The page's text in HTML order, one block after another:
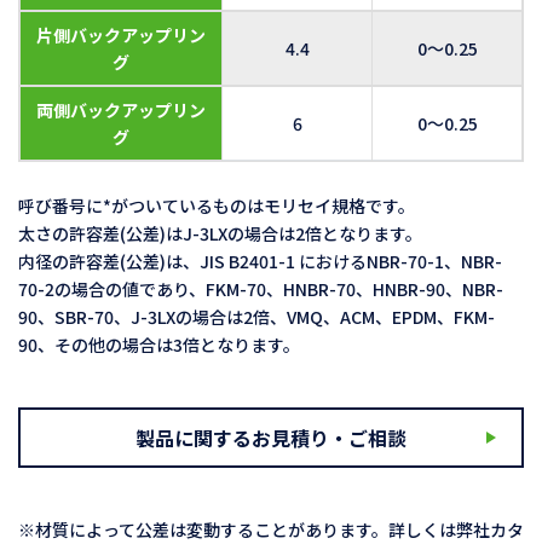
片側バックアップリン
グ
4.4 0～0.25
両側バックアップリン
グ
6 0～0.25
呼び番号に*がついているものはモリセイ規格です。
太さの許容差(公差)はJ-3LXの場合は2倍となります。
内径の許容差(公差)は、JIS B2401-1 におけるNBR-70-1、NBR-
70-2の場合の値であり、FKM-70、HNBR-70、HNBR-90、NBR-
90、SBR-70、J-3LXの場合は2倍、VMQ、ACM、EPDM、FKM-
90、その他の場合は3倍となります。
製品に関するお見積り・ご相談
※材質によって公差は変動することがあります。詳しくは弊社カタ